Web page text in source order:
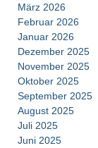
März 2026
Februar 2026
Januar 2026
Dezember 2025
November 2025
Oktober 2025
September 2025
August 2025
Juli 2025
Juni 2025